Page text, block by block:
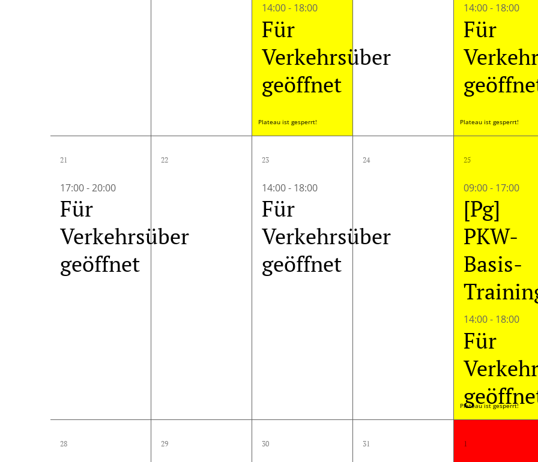
14:00- 18:00
Für
Verkehrsüber
geöffnet
Plateau ist gesperrt!
14:00- 18:00
Für
Plateau ist gesperrt!
1
Veranstaltung,
21
17:00- 20:00
Für
Verkehrsüber
geöffnet
0
Veranstaltungen,
22
1
Veranstaltung,
23
14:00- 18:00
Für
Verkehrsüber
geöffnet
0
Veranstaltungen,
24
2
25
09:00- 17:00
[Pg]
PKW-
Basis-
14:00- 18:00
Für
Plateau ist gesperrt!
1
28
0
29
1
30
0
31
11